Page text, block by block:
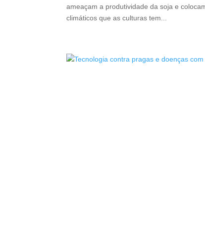
ameaçam a produtividade da soja e
climáticos que as culturas tem...